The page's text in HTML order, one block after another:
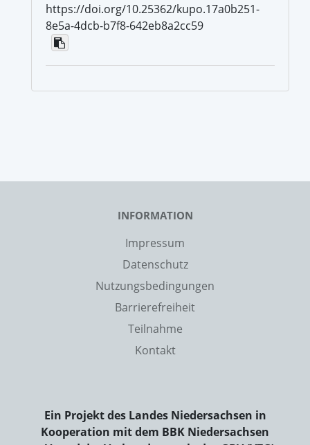
https://doi.org/10.25362/kupo.17a0b251-
8e5a-4dcb-b7f8-642eb8a2cc59
INFORMATION
Impressum
Datenschutz
Nutzungsbedingungen
Barrierefreiheit
Teilnahme
Kontakt
Ein Projekt des Landes Niedersachsen in
Kooperation mit dem BBK Niedersachsen